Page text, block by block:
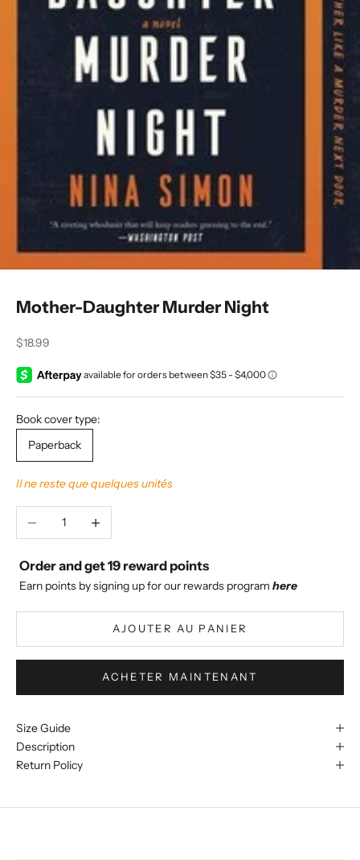
Mother-Daughter Murder Night
Prix de vente
$18.99
Book cover type:
Paperback
Il ne reste que quelques unités
Diminuer la quantité
Order and get19 reward points
Earn points by signing up for our rewards program here
AJOUTER AU PANIER
ACHETER MAINTENANT
Size Guide
Description
Return Policy